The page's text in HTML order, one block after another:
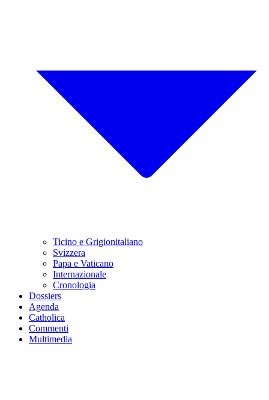
Ticino e Grigionitaliano
Svizzera
Papa e Vaticano
Internazionale
Cronologia
Dossiers
Agenda
Catholica
Commenti
Multimedia